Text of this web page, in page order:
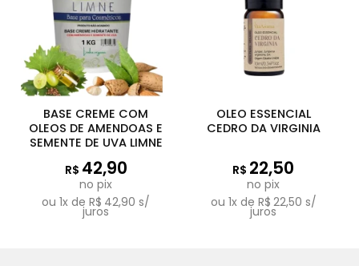
BASE CREME COM
OLEOS DE AMENDOAS E
SEMENTE DE UVA LIMNE
R$ 42,90
no pix
ou 1x de R$ 42,90 s/
juros
OLEO ESSENCIAL
CEDRO DA VIRGINIA
R$ 22,50
no pix
ou 1x de R$ 22,50 s/
juros